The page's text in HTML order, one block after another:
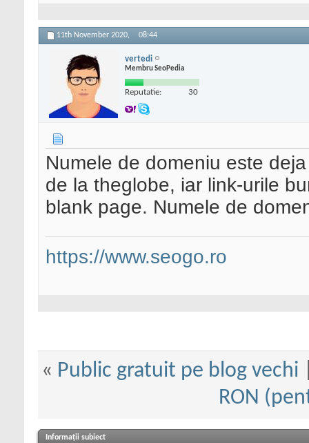
11th November 2020, 08:44
vertedi
Membru SeoPedia
Reputatie: 30
Numele de domeniu este
de la theglobe, iar link-urile
blank page. Numele de
https://www.seogo.ro
« Public gratuit pe blog vechi
RON
Informații subiect